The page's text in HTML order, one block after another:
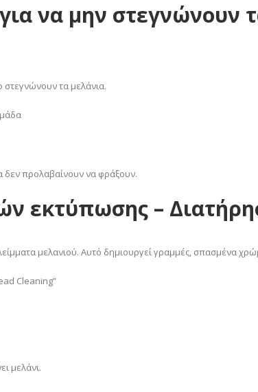
να μην στεγνώνουν
τα μελάνια.
δεν προλαβαίνουν να φράξουν.
εκτύπωσης –
μελανιού. Αυτό δημιουργεί γραμμές, σπασμένα
Cleaning”
μελάνι.